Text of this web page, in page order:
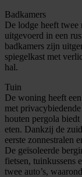
Badkamers
De lodge heeft twee
uitgevoerd in een
badkamers zijn
spiegelkast met
hal.
Tuin
De woning heeft
met
houten pergola
eten. Dankzij de
eerste zonnestralen
De geïsoleerde
fietsen, tuinkussens
twee auto’s,